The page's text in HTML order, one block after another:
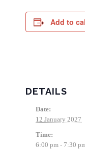
Add to
DETAILS
Date:
12 January 2027
Time:
6:00 pm - 7:30